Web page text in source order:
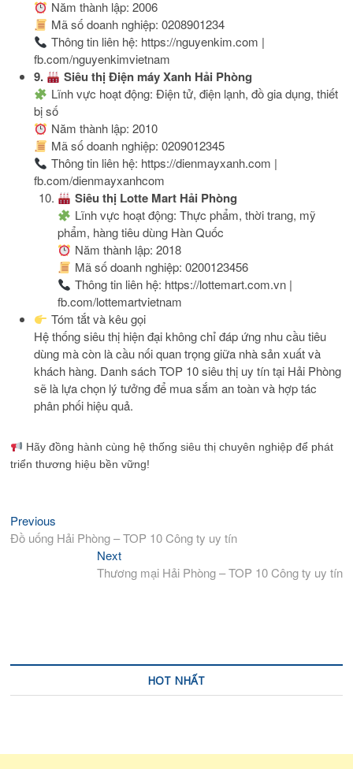
Năm thành lập: 2006
Mã số doanh nghiệp: 0208901234
Thông tin liên hệ: https://nguyenkim.com |
fb.com/nguyenkimvietnam
9. Siêu thị Điện máy Xanh Hải Phòng
Lĩnh vực hoạt động: Điện tử, điện lạnh, đồ gia dụng, thiết
bị số
Năm thành lập: 2010
Mã số doanh nghiệp: 0209012345
Thông tin liên hệ: https://dienmayxanh.com |
fb.com/dienmayxanhcom
Siêu thị Lotte Mart Hải Phòng
Lĩnh vực hoạt động: Thực phẩm, thời trang, mỹ
phẩm, hàng tiêu dùng Hàn Quốc
Năm thành lập: 2018
Mã số doanh nghiệp: 0200123456
Thông tin liên hệ: https://lottemart.com.vn |
fb.com/lottemartvietnam
Tóm tắt và kêu gọi
Hệ thống siêu thị hiện đại không chỉ đáp ứng nhu cầu tiêu
dùng mà còn là cầu nối quan trọng giữa nhà sản xuất và
khách hàng. Danh sách TOP 10 siêu thị uy tín tại Hải Phòng
sẽ là lựa chọn lý tưởng để mua sắm an toàn và hợp tác
phân phối hiệu quả.
Hãy đồng hành cùng hệ thống siêu thị chuyên nghiệp để phát
triển thương hiệu bền vững!
Điều
hướng
Previous
post:
Đồ uống Hải Phòng – TOP 10 Công ty uy tín
NextNext
post:
Thương mại Hải Phòng – TOP 10 Công ty uy tín
HOT NHẤT